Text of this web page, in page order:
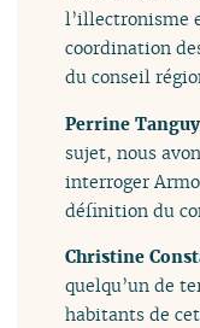
l’illectronisme
coordination
du conseil
Perrine
sujet, nous
interroger
définition du
Christine
quelqu’un de
habitants de